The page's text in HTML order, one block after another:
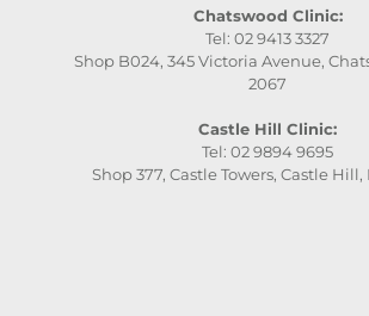
Chatswood Clinic:
Tel: 02 9413 3327
Shop B024, 345 Victoria Avenue,
2067
Castle Hill Clinic:
Tel: 02 9894 9695
Shop 377, Castle Towers, Castle Hill,